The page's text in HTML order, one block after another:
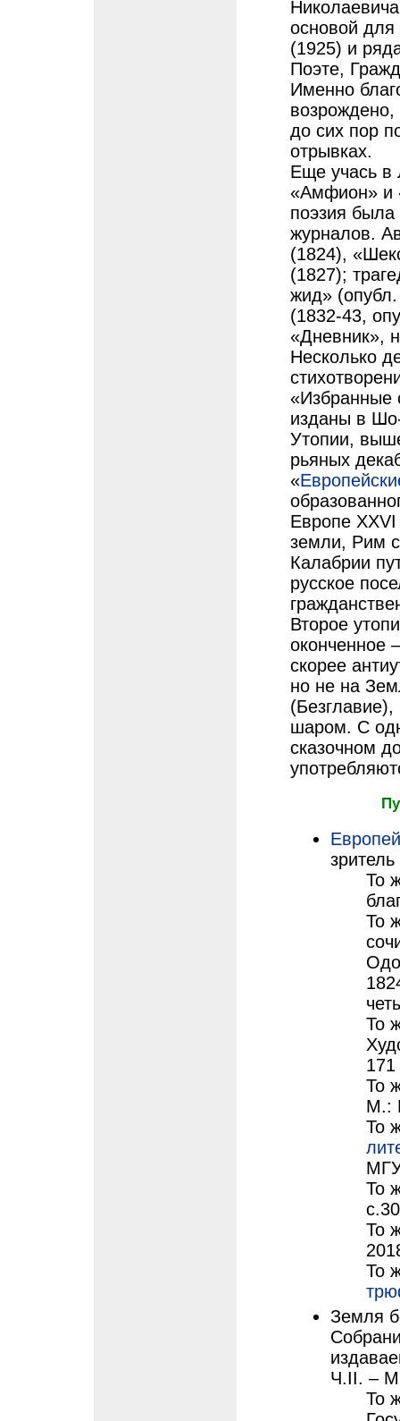
основой
(1925) и
Поэте,
Именно
возрождено,
до сих пор
отрывках.
Еще учась в
«Амфион» и
поэзия была
журналов.
(1824),
(1827);
жид»
(1832-43,
«Дневник»,
Несколько
«Избранные
изданы в
Утопии,
рьяных
«
Европе
земли, Рим
Калабрии
русское
Второе
оконченное
скорее
но не на
шаром. С
сказочном
То
То
То
171
То
М.:
То
То
То
То
Земля
Ч.II. –
То